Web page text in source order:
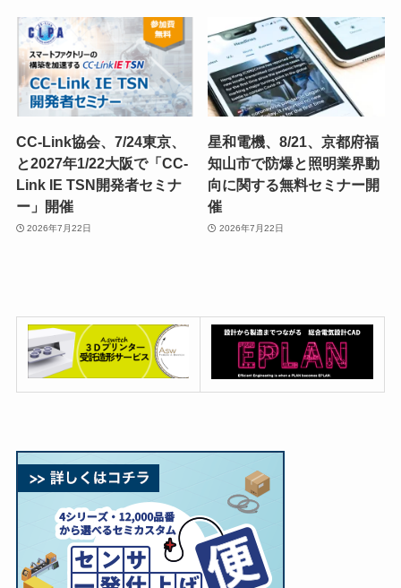
CC-Link協会、7/24東京、
と2027年1/22大阪で「CC-
Link IE TSN開発者セミナ
ー」開催
2026年7月22日
星和電機、8/21、京都府福
知山市で防爆と照明業界動
向に関する無料セミナー開
催
2026年7月22日